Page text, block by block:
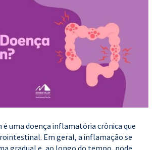
é uma doença inflamatória crônica que
Em geral, a inflamação se
gradual e, ao longo do tempo, pode